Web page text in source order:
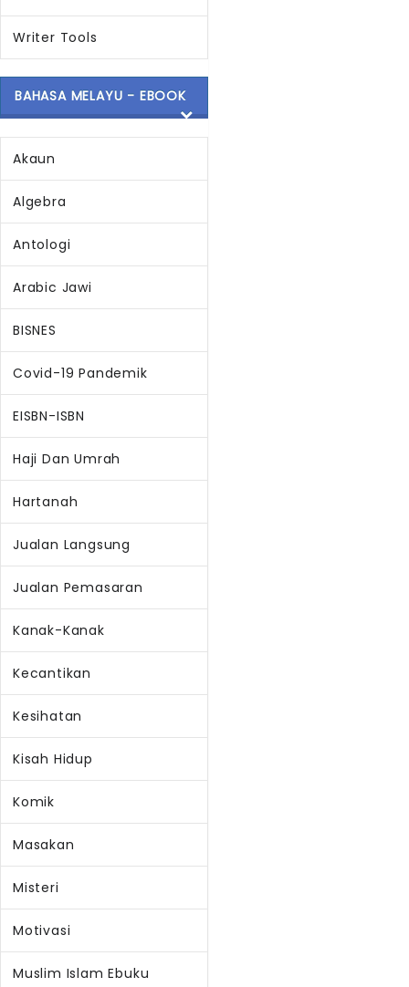
Writer Tools
BAHASA MELAYU - EBOOK
Akaun
Algebra
Antologi
Arabic Jawi
BISNES
Covid-19 Pandemik
EISBN-ISBN
Haji Dan Umrah
Hartanah
Jualan Langsung
Jualan Pemasaran
Kanak-Kanak
Kecantikan
Kesihatan
Kisah Hidup
Komik
Masakan
Misteri
Motivasi
Muslim Islam Ebuku